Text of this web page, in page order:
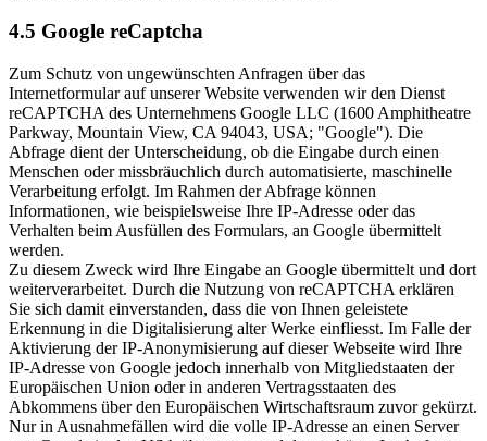
4.5 Google reCaptcha
Zum Schutz von ungewünschten Anfragen über das
Internetformular auf unserer Website verwenden wir den Dienst
reCAPTCHA des Unternehmens Google LLC (1600 Amphitheatre
Parkway, Mountain View, CA 94043, USA; "Google"). Die
Abfrage dient der Unterscheidung, ob die Eingabe durch einen
Menschen oder missbräuchlich durch automatisierte, maschinelle
Verarbeitung erfolgt. Im Rahmen der Abfrage können
Informationen, wie beispielsweise Ihre IP-Adresse oder das
Verhalten beim Ausfüllen des Formulars, an Google übermittelt
werden.
Zu diesem Zweck wird Ihre Eingabe an Google übermittelt und dort
weiterverarbeitet. Durch die Nutzung von reCAPTCHA erklären
Sie sich damit einverstanden, dass die von Ihnen geleistete
Erkennung in die Digitalisierung alter Werke einfliesst. Im Falle der
Aktivierung der IP-Anonymisierung auf dieser Webseite wird Ihre
IP-Adresse von Google jedoch innerhalb von Mitgliedstaaten der
Europäischen Union oder in anderen Vertragsstaaten des
Abkommens über den Europäischen Wirtschaftsraum zuvor gekürzt.
Nur in Ausnahmefällen wird die volle IP-Adresse an einen Server